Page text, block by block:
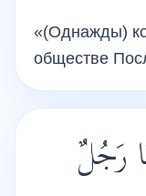
«(Однажды)
обществе
رَجُلٌ